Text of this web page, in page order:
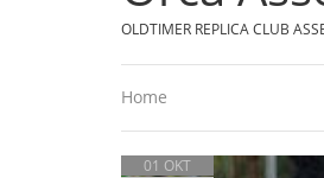
OLDTIMER REPLICA CLUB
Home
01 OKT